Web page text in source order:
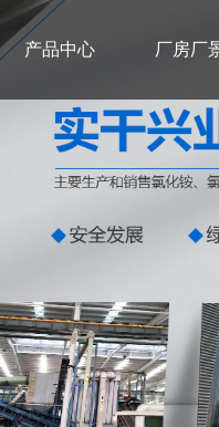
产品中心 厂房厂